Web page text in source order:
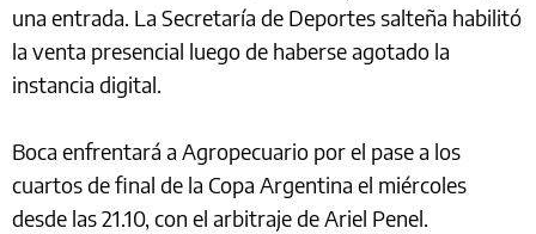
una entrada. La Secretaría de Deportes salteña habilitó
la venta presencial luego de haberse agotado la
instancia digital.
Boca enfrentará a Agropecuario por el pase a los
cuartos de final de la Copa Argentina el miércoles
desde las 21.10, con el arbitraje de Ariel Penel.